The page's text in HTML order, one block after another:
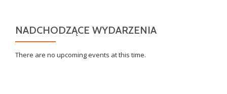
NADCHODZĄCE WYDARZENIA
There are no upcoming events at this time.